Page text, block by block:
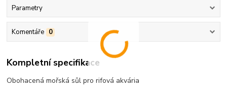
Parametry
Komentáře 0
Kompletní specifikace
Obohacená mořská sůl pro rifová akvária